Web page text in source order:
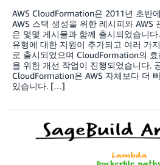
AWS CloudFormation은 2011년 초반
AWS 스택 생성을 위한 레시피와 AWS
은 몇몇 게시물과 함께 출시되었습니
유형에 대한 지원이 추가되고 여러 가
로 출시되었으며 CloudFormation의
을 위한 개선 작업이 진행되었습니다.
CloudFormation은 AWS 자체보다 더
있습니다. […]